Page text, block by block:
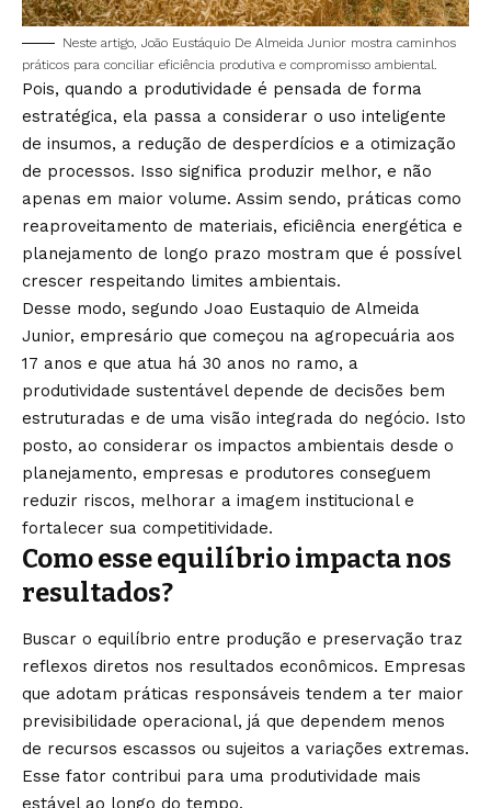
Neste artigo, João Eustáquio De Almeida Junior mostra caminhos
práticos para conciliar eficiência produtiva e compromisso ambiental.
Pois, quando a produtividade é pensada de forma
estratégica, ela passa a considerar o uso inteligente
de insumos, a redução de desperdícios e a otimização
de processos. Isso significa produzir melhor, e não
apenas em maior volume. Assim sendo, práticas como
reaproveitamento de materiais, eficiência energética e
planejamento de longo prazo mostram que é possível
crescer respeitando limites ambientais.
Desse modo, segundo Joao Eustaquio de Almeida
Junior, empresário que começou na agropecuária aos
17 anos e que atua há 30 anos no ramo, a
produtividade sustentável depende de decisões bem
estruturadas e de uma visão integrada do negócio. Isto
posto, ao considerar os impactos ambientais desde o
planejamento, empresas e produtores conseguem
reduzir riscos, melhorar a imagem institucional e
fortalecer sua competitividade.
Como esse equilíbrio impacta nos
resultados?
Buscar o equilíbrio entre produção e preservação traz
reflexos diretos nos resultados econômicos. Empresas
que adotam práticas responsáveis tendem a ter maior
previsibilidade operacional, já que dependem menos
de recursos escassos ou sujeitos a variações extremas.
Esse fator contribui para uma produtividade mais
estável ao longo do tempo.